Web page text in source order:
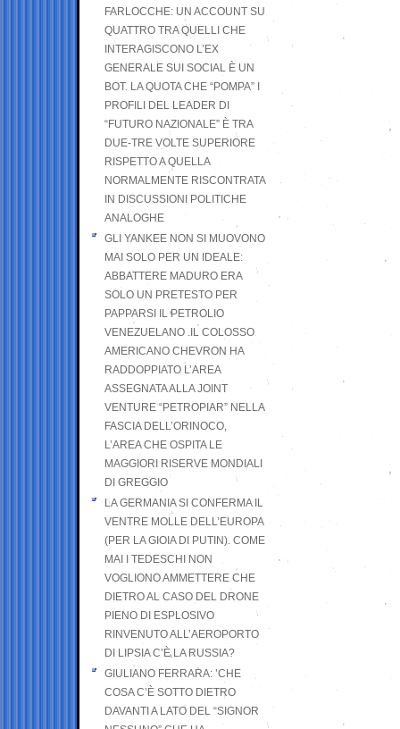
FARLOCCHE: UN ACCOUNT SU
QUATTRO TRA QUELLI CHE
INTERAGISCONO L’EX
GENERALE SUI SOCIAL È UN
BOT. LA QUOTA CHE “POMPA” I
PROFILI DEL LEADER DI
“FUTURO NAZIONALE” È TRA
DUE-TRE VOLTE SUPERIORE
RISPETTO A QUELLA
NORMALMENTE RISCONTRATA
IN DISCUSSIONI POLITICHE
ANALOGHE
GLI YANKEE NON SI MUOVONO
MAI SOLO PER UN IDEALE:
ABBATTERE MADURO ERA
SOLO UN PRETESTO PER
PAPPARSI IL PETROLIO
VENEZUELANO .IL COLOSSO
AMERICANO CHEVRON HA
RADDOPPIATO L’AREA
ASSEGNATA ALLA JOINT
VENTURE “PETROPIAR” NELLA
FASCIA DELL’ORINOCO,
L’AREA CHE OSPITA LE
MAGGIORI RISERVE MONDIALI
DI GREGGIO
LA GERMANIA SI CONFERMA IL
VENTRE MOLLE DELL’EUROPA
(PER LA GIOIA DI PUTIN). COME
MAI I TEDESCHI NON
VOGLIONO AMMETTERE CHE
DIETRO AL CASO DEL DRONE
PIENO DI ESPLOSIVO
RINVENUTO ALL’AEROPORTO
DI LIPSIA C’È LA RUSSIA?
GIULIANO FERRARA: ’CHE
COSA C’È SOTTO DIETRO
DAVANTI A LATO DEL “SIGNOR